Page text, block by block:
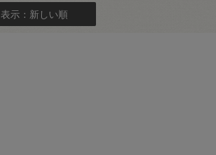
表示：新しい順